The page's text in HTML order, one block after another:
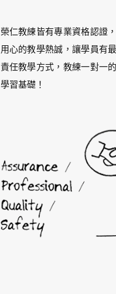
榮仁教練皆有專業資格認證
用心的教學熱誠，讓學員有
責任教學方式，教練一對一
學習基礎！